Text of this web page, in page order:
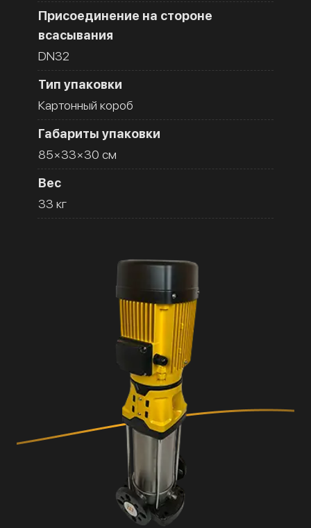
Присоединение на стороне
всасывания
DN32
Тип упаковки
Картонный короб
Габариты упаковки
85×33×30 см
Вес
33 кг